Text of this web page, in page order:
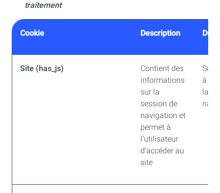
traitement
Cookie Description
Site (has_js)
Contient des
informations
sur la
session de
navigation et
permet à
l’utilisateur
d’accéder au
site
à la
la